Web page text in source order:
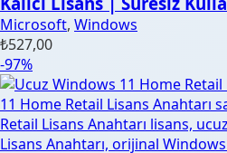
Microsoft, Windows
₺527,00
-97%